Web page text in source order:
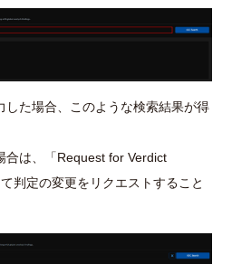
した場合、このような検索結果が得
合は、「Request for Verdict
判定の変更をリクエストすること